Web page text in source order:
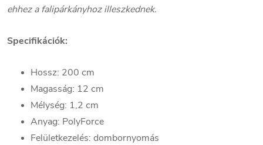
ehhez a falipárkányhoz illeszkednek.
Specifikációk:
Hossz: 200 cm
Magasság: 12 cm
Mélység: 1,2 cm
Anyag: PolyForce
Felületkezelés: dombornyomás